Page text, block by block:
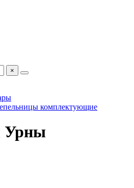
×
комплектующие
Урны